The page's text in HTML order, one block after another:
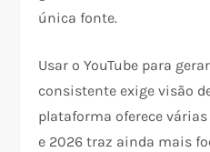
única fonte.
Usar o YouTube para
consistente exige visão
plataforma oferece
e 2026 traz ainda mais